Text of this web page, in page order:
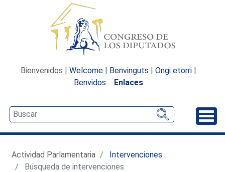
Bienvenidos | Welcome | Benvinguts | Ongi etorri |
Benvidos
Enlaces
Actividad Parlamentaria
Intervenciones
Búsqueda de intervenciones